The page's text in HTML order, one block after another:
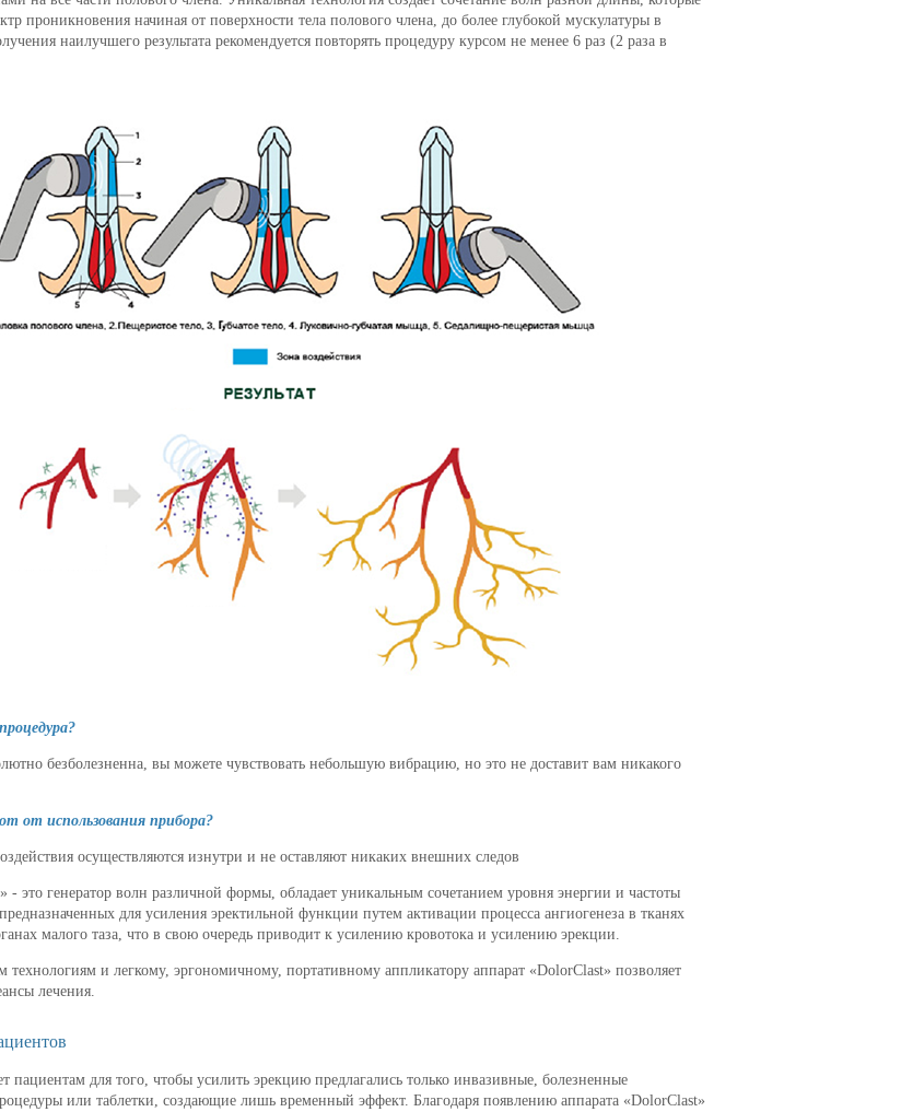
проникновения начиная от поверхности тела полового члена, до более глубокой мускулатуры в
наилучшего результата рекомендуется повторять процедуру курсом не менее 6 раз (2 раза в
безболезненна, вы можете чувствовать небольшую вибрацию, но это не доставит вам никакого
от использования прибора?
осуществляются изнутри и не оставляют никаких внешних следов
- это генератор волн различной формы, обладает уникальным сочетанием уровня энергии и частоты
для усиления эректильной функции путем активации процесса ангиогенеза в тканях
малого таза, что в свою очередь приводит к усилению кровотока и усилению эрекции.
технологиям и легкому, эргономичному, портативному аппликатору аппарат «DolorClast» позволяет
лечения.
пациентам для того, чтобы усилить эрекцию предлагались только инвазивные, болезненные
или таблетки, создающие лишь временный эффект. Благодаря появлению аппарата «DolorClast»